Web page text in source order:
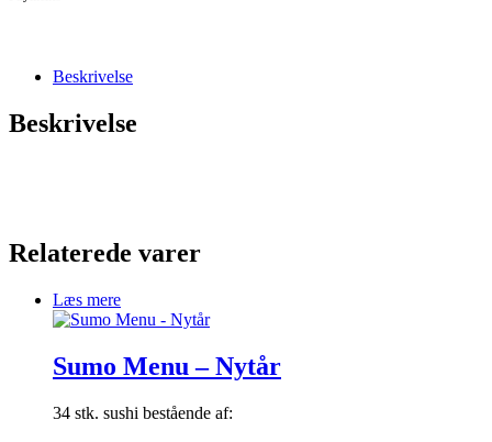
Beskrivelse
Beskrivelse
Relaterede varer
Læs mere
Sumo Menu – Nytår
34 stk. sushi bestående af: